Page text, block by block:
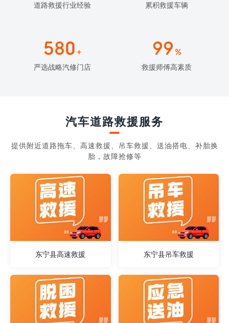
道路救援行业经验 累积救援车辆
580 +
严选战略汽修门店
99 %
救援师傅高素质
汽车道路救援服务
提供附近道路拖车、高速救援、吊车救援、送油搭电、补胎换
胎，故障抢修等
东宁县高速救援 东宁县吊车救援